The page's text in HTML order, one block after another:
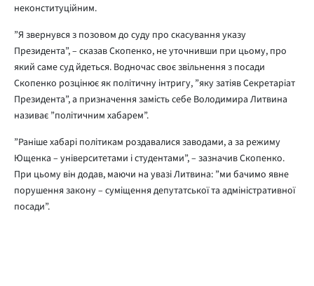
неконституційним.
”Я звернувся з позовом до суду про скасування указу
Президента”, – сказав Скопенко, не уточнивши при цьому, про
який саме суд йдеться. Водночас своє звільнення з посади
Скопенко розцінює як політичну інтригу, ”яку затіяв Секретаріат
Президента”, а призначення замість себе Володимира Литвина
називає ”політичним хабарем”.
”Раніше хабарі політикам роздавалися заводами, а за режиму
Ющенка – університетами і студентами”, – зазначив Скопенко.
При цьому він додав, маючи на увазі Литвина: ”ми бачимо явне
порушення закону – суміщення депутатської та адміністративної
посади”.